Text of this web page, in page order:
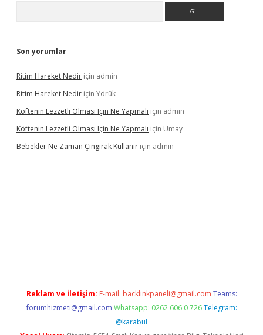
Son yorumlar
Ritim Hareket Nedir için admin
Ritim Hareket Nedir için Yörük
Köftenin Lezzetli Olması Için Ne Yapmalı için admin
Köftenin Lezzetli Olması Için Ne Yapmalı için Umay
Bebekler Ne Zaman Çıngırak Kullanır için admin
Reklam ve İletişim: E-mail: backlinkpaneli@gmail.com Teams:
forumhizmeti@gmail.com Whatsapp: 0262 606 0 726 Telegram:
@karabul